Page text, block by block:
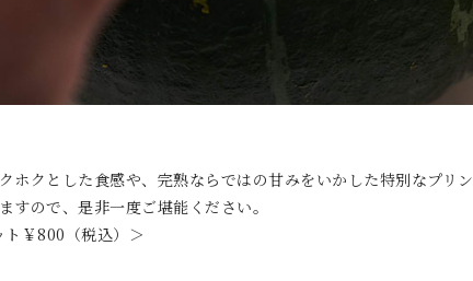
ホクとした食感や、完熟ならではの甘みをいかした特別なプリ
すので、是非一度ご堪能ください。
ト￥800（税込）＞